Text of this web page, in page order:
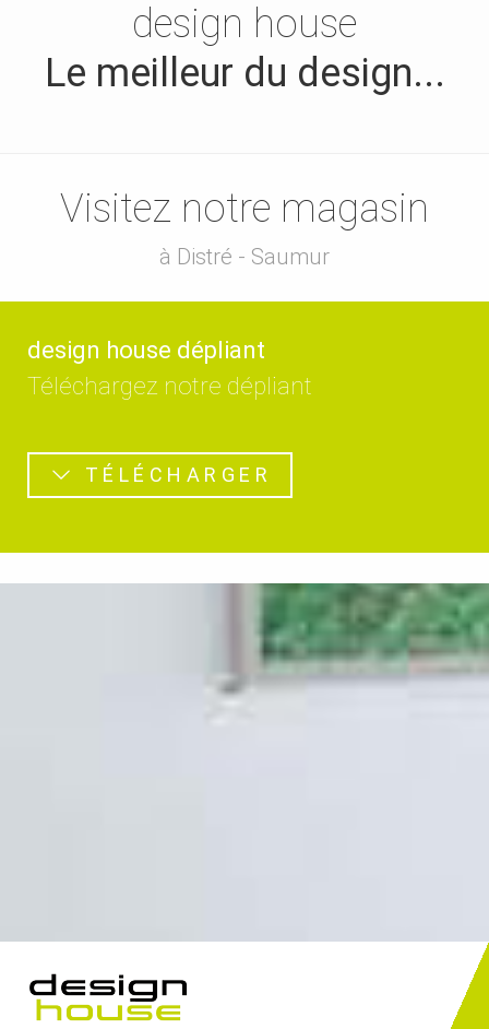
design house
Le meilleur du design...
Visitez notre magasin
à Distré - Saumur
design house dépliant
Téléchargez notre dépliant
TÉLÉCHARGER